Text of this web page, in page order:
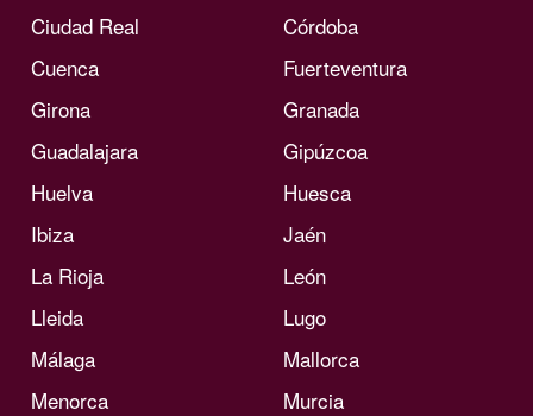
Ciudad Real
Córdoba
Cuenca
Fuerteventura
Girona
Granada
Guadalajara
Gipúzcoa
Huelva
Huesca
Ibiza
Jaén
La Rioja
León
Lleida
Lugo
Málaga
Mallorca
Menorca
Murcia